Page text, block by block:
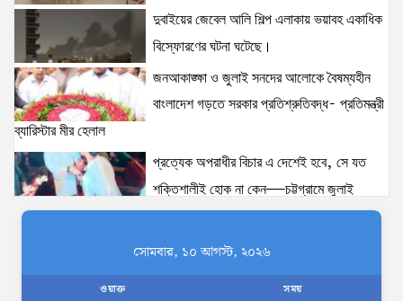
দুবাইয়ের জেবেল আলি শিল্প এলাকায় ভয়াবহ একাধিক
বিস্ফোরণের ঘটনা ঘটেছে।
জনআকাঙ্ক্ষা ও জুলাই সনদের আলোকে বৈষম্যহীন
বাংলাদেশ গড়তে সরকার প্রতিশ্রুতিবদ্ধ- প্রতিমন্ত্রী
ব্যারিস্টার মীর হেলাল
প্রত্যেক অপরাধীর বিচার এ দেশেই হবে, সে যত
শক্তিশালীই হোক না কেন—চট্টগ্রামে জুলাই
গণঅভ্যুত্থান দিবসে প্রতিমন্ত্রী ব্যারিস্টার মীর হেলাল
ঢাকাকে পরিবেশবান্ধব ও বাসযোগ্য করতে সরকারের
পাশাপাশি নাগরিকদের দায়িত্বশীল ভূমিকা পালন
সোমবার, ১০ আগস্ট, ২০২৬
ওয়াক্ত সময়